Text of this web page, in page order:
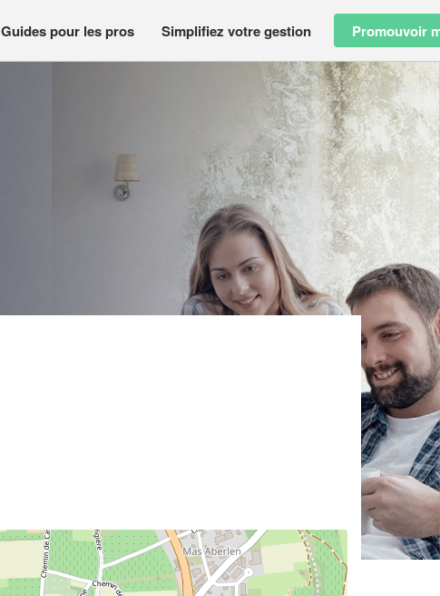
Guides pour les pros Simplifiez votre gestion Promouvoir